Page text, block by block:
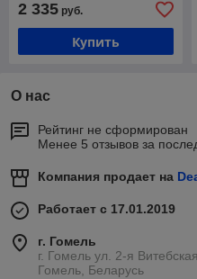
2 335 руб.
Купить
О нас
Рейтинг не сформирован
Менее 5 отзывов за
Компания продает на
Работает с 17.01.2019
г. Гомель
г. Гомель ул. 2-я
Гомель, Беларусь